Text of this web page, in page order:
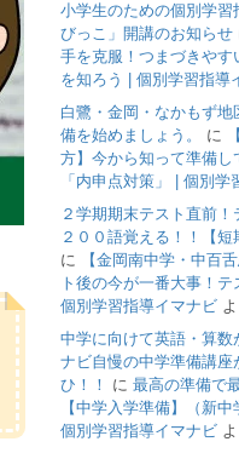
小学生のための個別学習
びっこ」開講のお知らせ
手を克服！つまづきやす
を知ろう | 個別学習指導
白鷺・金岡・なかもず
備を始めましょう。
に
方】今から知って準備し
「内申点対策」 | 個別学
２学期期末テスト直前
２００語覚える！！【短
に
【金岡南中学・中百
ト後の今が一番大事！テ
個別学習指導イマナビよ
中学に向けて英語・算数
ナビ自慢の中学準備講座
ひ！！
に 最高の準備で
【中学入学準備】（新中
個別学習指導イマナビよ